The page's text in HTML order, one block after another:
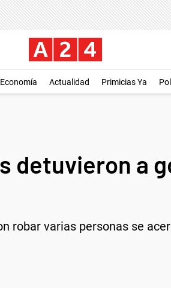
Economía Actualidad Primicias Ya
detuvieron a
robar varias personas se